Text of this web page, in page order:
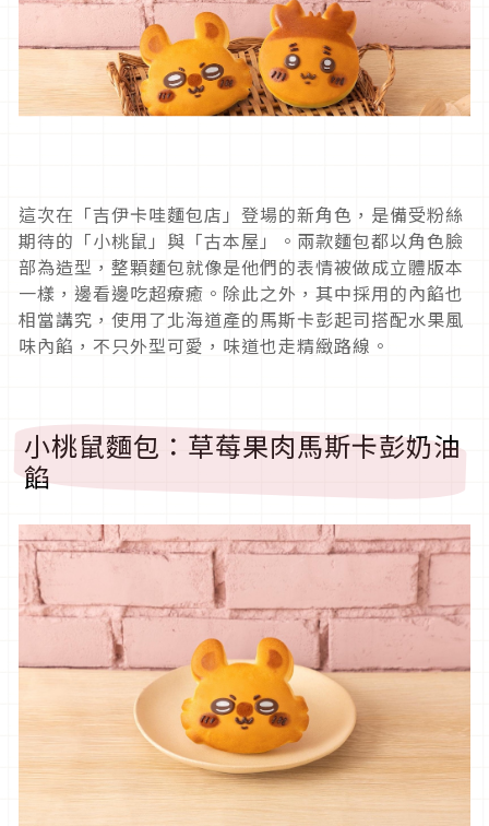
這次在「吉伊卡哇麵包店」登場的新角色，是備受粉絲
期待的「小桃鼠」與「古本屋」。兩款麵包都以角色臉
部為造型，整顆麵包就像是他們的表情被做成立體版本
一樣，邊看邊吃超療癒。除此之外，其中採用的內餡也
相當講究，使用了北海道產的馬斯卡彭起司搭配水果風
味內餡，不只外型可愛，味道也走精緻路線。
小桃鼠麵包：草莓果肉馬斯卡彭奶油
餡